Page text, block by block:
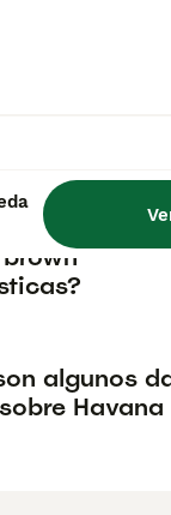
tiende a
La Habana?
algunos
Havana